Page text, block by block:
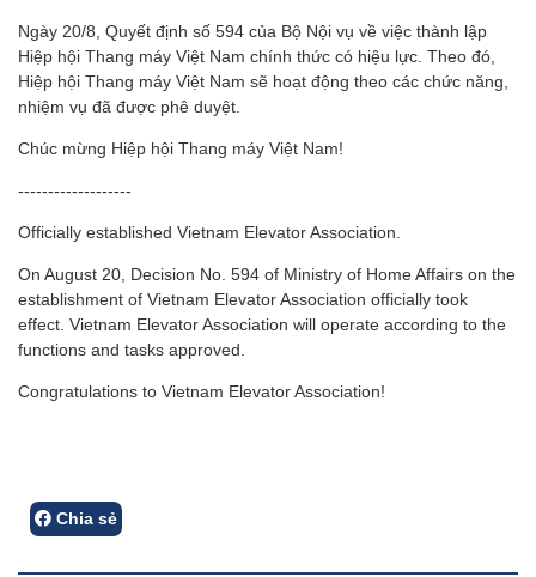
Ngày 20/8, Quyết định số 594 của Bộ Nội vụ về việc thành lập
Hiệp hội Thang máy Việt Nam chính thức có hiệu lực. Theo đó,
Hiệp hội Thang máy Việt Nam sẽ hoạt động theo các chức năng,
nhiệm vụ đã được phê duyệt.
Chúc mừng Hiệp hội Thang máy Việt Nam!
-------------------
Officially established Vietnam Elevator Association.
On August 20, Decision No. 594 of Ministry of Home Affairs on the
establishment of Vietnam Elevator Association officially took
effect. Vietnam Elevator Association will operate according to the
functions and tasks approved.
Congratulations to Vietnam Elevator Association!
Chia sẻ